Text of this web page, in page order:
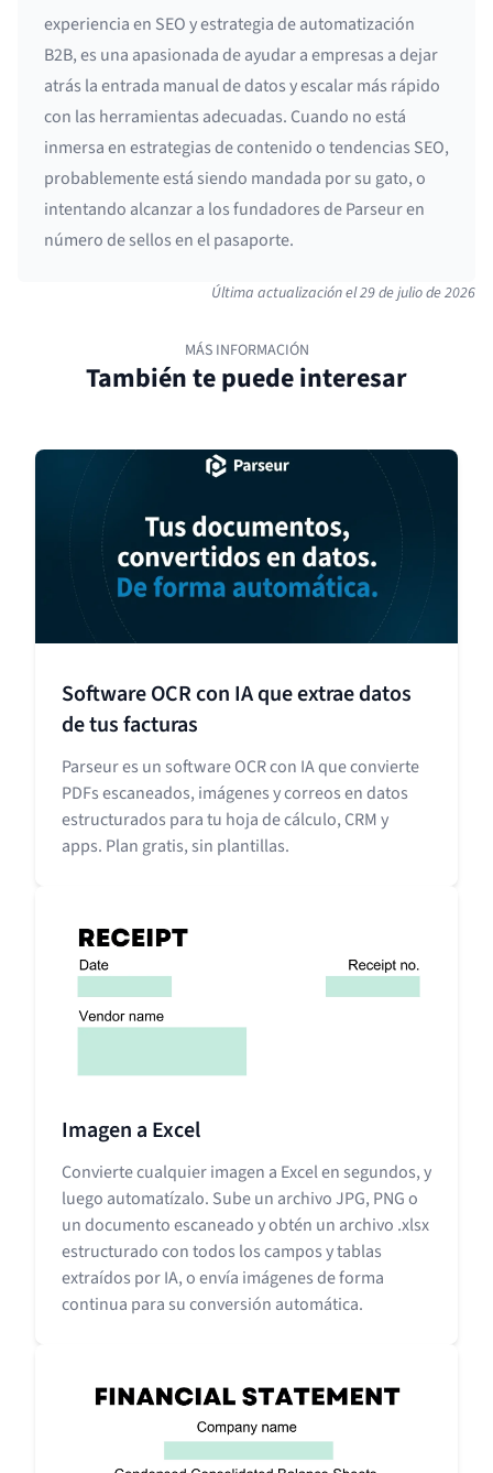
experiencia en SEO y estrategia de automatización
B2B, es una apasionada de ayudar a empresas a dejar
atrás la entrada manual de datos y escalar más rápido
con las herramientas adecuadas. Cuando no está
inmersa en estrategias de contenido o tendencias SEO,
probablemente está siendo mandada por su gato, o
intentando alcanzar a los fundadores de Parseur en
número de sellos en el pasaporte.
Última actualización el29 de julio de 2026
MÁS INFORMACIÓN
También te puede interesar
Software OCR con IA que extrae datos
de tus facturas
Parseur es un software OCR con IA que convierte
PDFs escaneados, imágenes y correos en datos
estructurados para tu hoja de cálculo, CRM y
apps. Plan gratis, sin plantillas.
Imagen a Excel
Convierte cualquier imagen a Excel en segundos, y
luego automatízalo. Sube un archivo JPG, PNG o
un documento escaneado y obtén un archivo .xlsx
estructurado con todos los campos y tablas
extraídos por IA, o envía imágenes de forma
continua para su conversión automática.